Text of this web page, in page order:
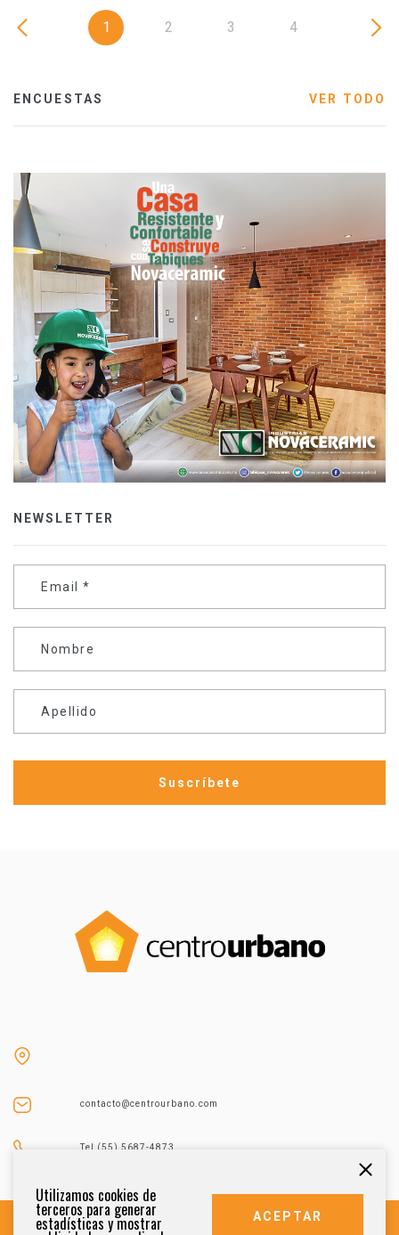
1 2 3 4
ENCUESTAS VER TODO
NEWSLETTER
Email *
Nombre
Apellido
contacto@centrourbano.com
Tel (55) 5687-4873
Utilizamos cookies de
terceros para generar
estadísticas y mostrar ACEPTAR